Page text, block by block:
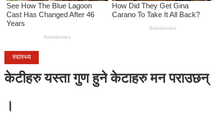
स्वास्थ्य
केटीहरु यस्ता गुण हुने केटाहरु मन पराउछन्
।